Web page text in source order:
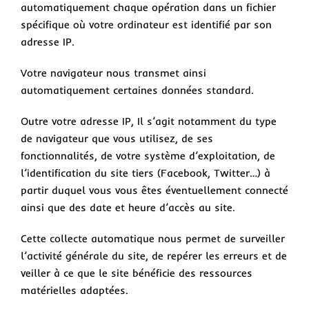
automatiquement chaque opération dans un fichier
spécifique où votre ordinateur est identifié par son
adresse IP.
Votre navigateur nous transmet ainsi
automatiquement certaines données standard.
Outre votre adresse IP, Il s’agit notamment du type
de navigateur que vous utilisez, de ses
fonctionnalités, de votre système d’exploitation, de
l’identification du site tiers (Facebook, Twitter…) à
partir duquel vous vous êtes éventuellement connecté
ainsi que des date et heure d’accès au site.
Cette collecte automatique nous permet de surveiller
l’activité générale du site, de repérer les erreurs et de
veiller à ce que le site bénéficie des ressources
matérielles adaptées.